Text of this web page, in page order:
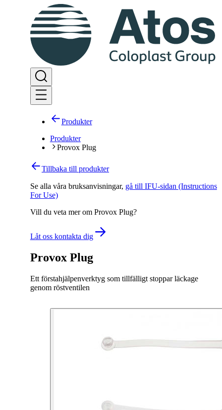
Produkter
Produkter
Provox Plug
Provox Plug
Ett förstahjälpenverktyg som tillfälligt stoppar läckage
genom röstventilen
Tillbaka till produkter
Se alla våra bruksanvisningar, gå till IFU-sidan (Instructions
For Use)
Vill du veta mer om Provox Plug?
Låt oss kontakta dig